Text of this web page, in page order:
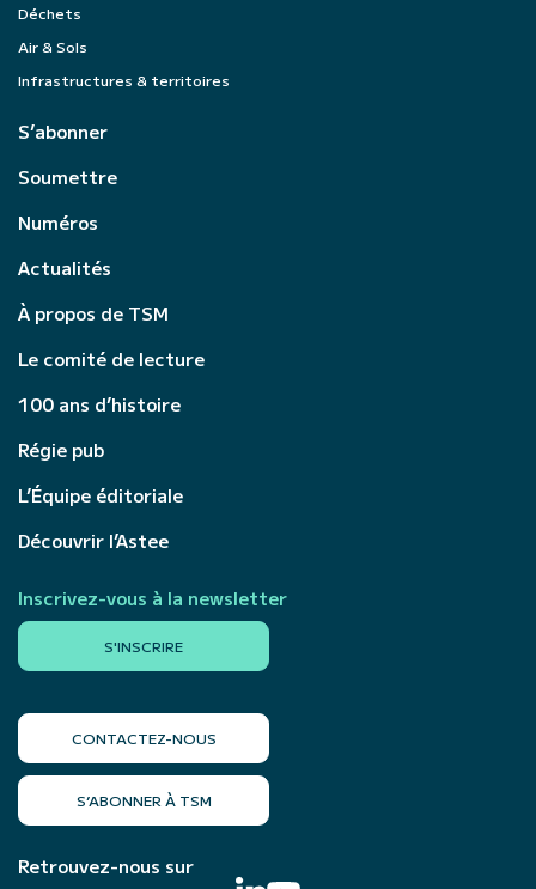
Déchets
Air & Sols
Infrastructures & territoires
S’abonner
Soumettre
Numéros
Actualités
À propos de TSM
Le comité de lecture
100 ans d’histoire
Régie pub
L’Équipe éditoriale
Découvrir l’Astee
Inscrivez-vous à la newsletter
S'INSCRIRE
CONTACTEZ-NOUS
S’ABONNER À TSM
Retrouvez-nous sur